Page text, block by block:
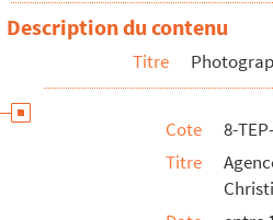
8-TEP-015-283. Françoise Hubert
8-TEP-015-284. Nicole Huc
8-TEP-015-285. Studio Harcourt
8-TEP-015-286. Claire Ifrane
8-TEP-015-287. Jean Imbert
8-TEP-015-288. Jean-François Delon
Description du contenu
Titre
Cote
8-
Titre